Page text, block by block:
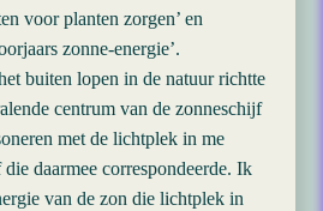
voor planten zorgen’ en
zonne-energie’.
buiten lopen in de natuur richtte
centrum van de zonneschijf
met de lichtplek in me
daarmee correspondeerde. Ik
van de zon die lichtplek in